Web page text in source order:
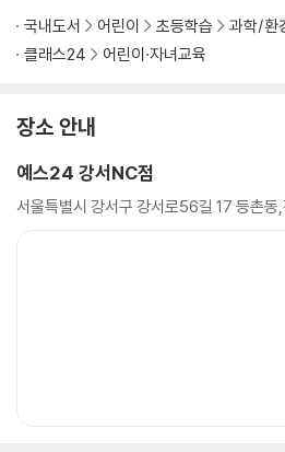
국내도서 어린이 초등학습
과학/환
클래스24
어린이·자녀교육
장소 안내
예스24 강서NC점
서울특별시 강서구 강서로56길 17 등촌동